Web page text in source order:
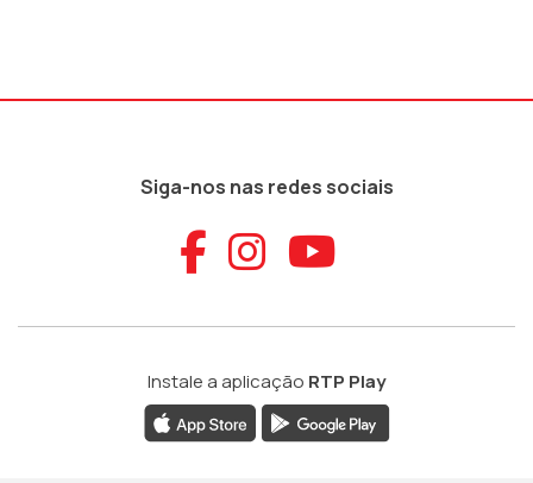
Siga-nos nas redes sociais
Aceder ao
Aceder ao
Aceder
Instale a aplicação RTP Play